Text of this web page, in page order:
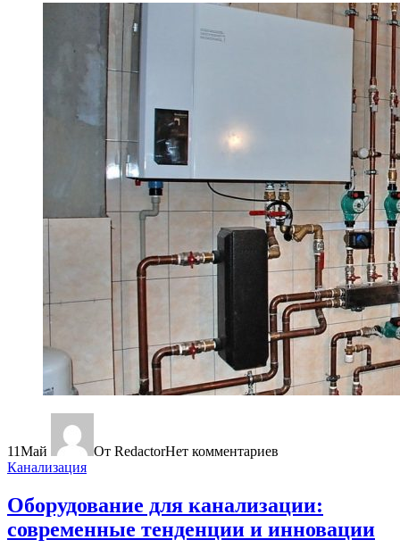
11Май От RedactorНет комментариев
Канализация
Оборудование для канализации:
современные тенденции и инновации